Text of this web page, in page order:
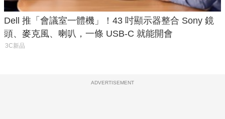
Dell 推「會議室一體機」！43 吋顯示器整合 Sony 鏡
頭、麥克風、喇叭，一條 USB-C 就能開會
3C新品
ADVERTISEMENT